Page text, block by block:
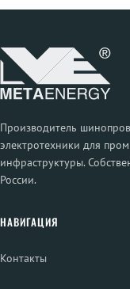
Производитель
электротехники для
инфраструктуры.
России.
НАВИГАЦИЯ
Контакты